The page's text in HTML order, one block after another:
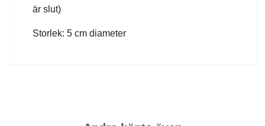
är slut)
Storlek: 5 cm diameter